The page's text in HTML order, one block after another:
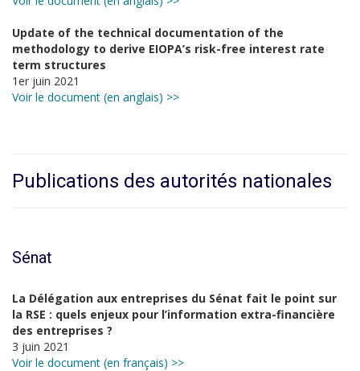
Update of the technical documentation of the
methodology to derive EIOPA’s risk-free interest rate
term structures
1er juin 2021
Voir le document (en anglais) >>
Publications des autorités nationales
Sénat
La Délégation aux entreprises du Sénat fait le point sur
la RSE : quels enjeux pour l’information extra-financière
des entreprises ?
3 juin 2021
Voir le document (en français) >>